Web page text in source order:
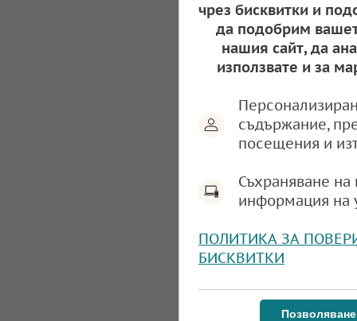
чрез бисквитки и
да подобрим
нашия сайт, да
използвате и за
съдържание,
посещения и
Съхраняване
информация на
ПОЛИТИКА ЗА
БИСКВИТКИ